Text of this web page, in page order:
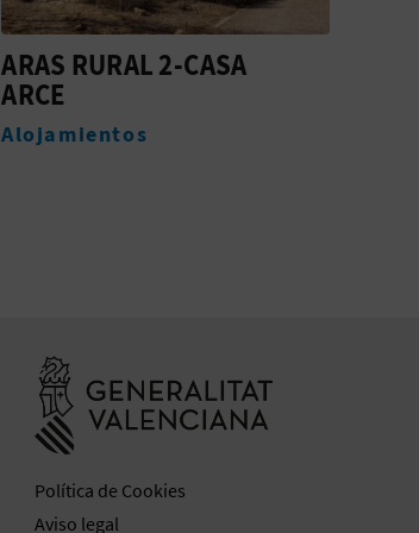
ARAS RURAL 4-CASA
FRESNO
Alojamientos
Política de Cookies
Aviso legal